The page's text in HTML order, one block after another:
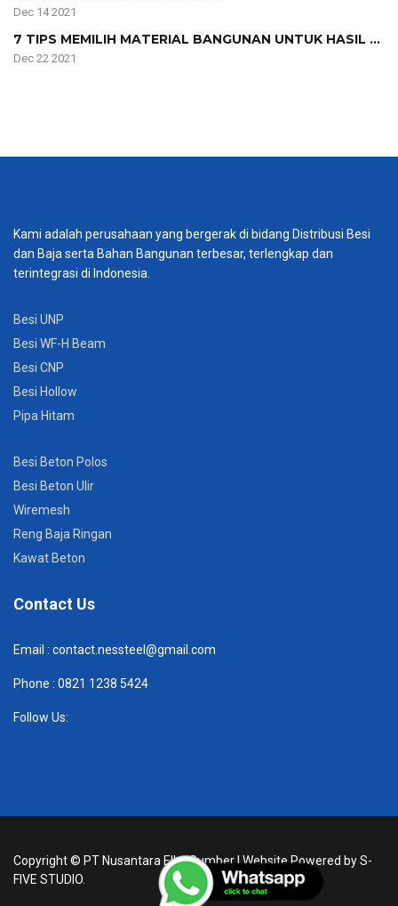
Dec 14 2021
7 TIPS MEMILIH MATERIAL BANGUNAN UNTUK HASIL ...
Dec 22 2021
Kami adalah perusahaan yang bergerak di bidang Distribusi Besi
dan Baja serta Bahan Bangunan terbesar, terlengkap dan
terintegrasi di Indonesia.
Besi UNP
Besi WF-H Beam
Besi CNP
Besi Hollow
Pipa Hitam
Besi Beton Polos
Besi Beton Ulir
Wiremesh
Reng Baja Ringan
Kawat Beton
Contact Us
Email : contact.nessteel@gmail.com
Phone : 0821 1238 5424
Follow Us:
Copyright © PT Nusantara Elka Sumber| Website Powered byS-
FIVE STUDIO.